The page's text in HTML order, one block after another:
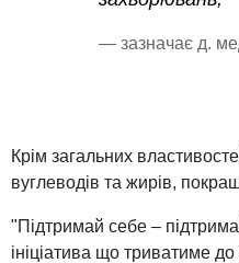
— зазначає д.
Крім загальних
вуглеводів та жирів,
"Підтримай себе –
ініціатива що триватиме до